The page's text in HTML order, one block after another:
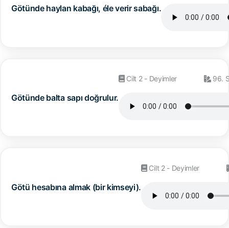
Götünde haylan kabağı, éle verir sabağı.
Götünde balta sapı doğrulur.
Cilt 2 - Deyimler 96.
Götü hesabına almak (bir kimseyi).
Cilt 2 - Deyimler